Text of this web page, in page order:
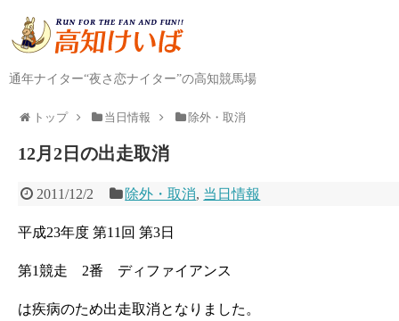
通年ナイター“夜さ恋ナイター”の高知競馬場
トップ 当日情報 除外・取消
12月2日の出走取消
2011/12/2 除外・取消, 当日情報
平成23年度 第11回 第3日
第1競走 2番 ディファイアンス
は疾病のため出走取消となりました。